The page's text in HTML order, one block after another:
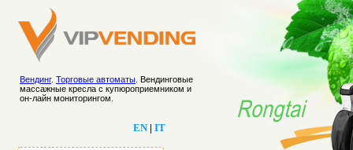
EN| IT
Вендинг. Торговые автоматы . Вендинговые
массажные кресла с купюроприемником и
он-лайн мониторингом.
Rongtai